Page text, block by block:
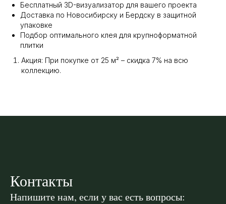
Бесплатный 3D-визуализатор для вашего проекта
Доставка по Новосибирску и Бердску в защитной
упаковке
Подбор оптимального клея для крупноформатной
плитки
Акция: При покупке от 25 м² – скидка 7% на всю
коллекцию.
Контакты
Напишите нам, если у вас есть вопросы: